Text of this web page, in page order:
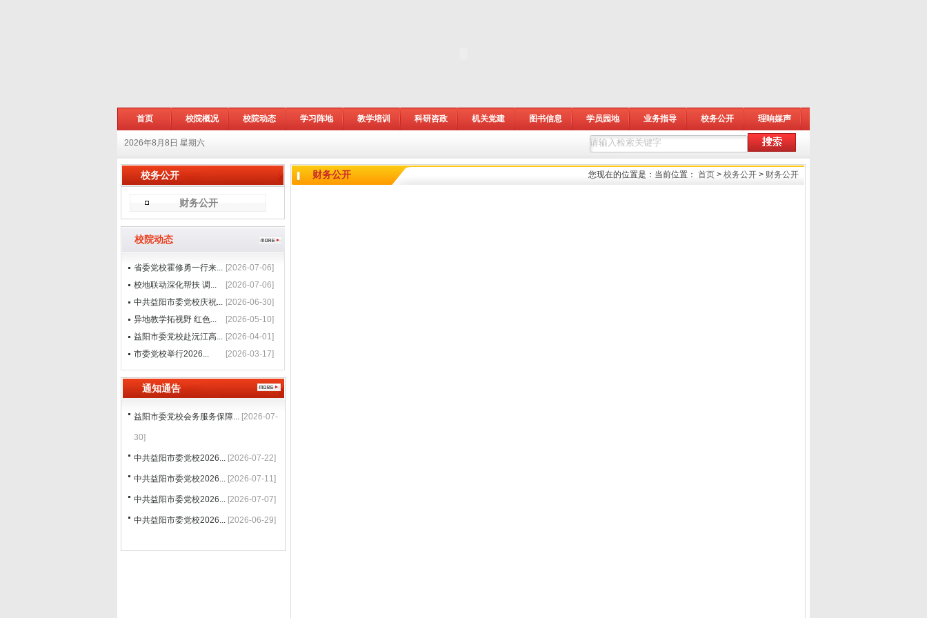
首页 校院概况 校院动态 学习阵地 教学培训 科研咨政 机关党建 图书信息 学员园地 业务指导 校务公开 理响媒声
2026年8月8日 星期六
校务公开
财务公开
校院动态
省委党校霍修勇一行来... [2026-07-06]
校地联动深化帮扶 调...
[2026-07-06]
中共益阳市委党校庆祝... [2026-06-30]
异地教学拓视野 红色...
[2026-05-10]
益阳市委党校赴沅江高... [2026-04-01]
市委党校举行2026...
[2026-03-17]
通知通告
益阳市委党校会务服务保障... [2026-07-
30]
中共益阳市委党校2026... [2026-07-22]
中共益阳市委党校2026... [2026-07-11]
中共益阳市委党校2026... [2026-07-07]
中共益阳市委党校2026... [2026-06-29]
财务公开 您现在的位置是： 当前位置： 首页 > 校务公开 > 财务公开